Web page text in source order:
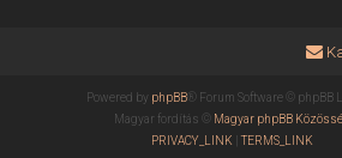
Powered by phpBB® Forum Software © phpBB
Magyar fordítás © Magyar phpBB
PRIVACY_LINK |TERMS_LINK